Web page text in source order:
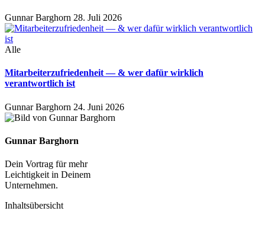
Gunnar Barghorn 28. Juli 2026
Alle
Mitarbeiterzufriedenheit — & wer dafür wirklich
verantwortlich ist
Gunnar Barghorn 24. Juni 2026
Gunnar Barghorn
Dein Vortrag für mehr
Leichtigkeit in Deinem
Unternehmen.
Inhaltsübersicht